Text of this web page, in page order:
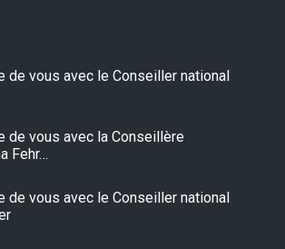
de vous avec le Conseiller national
de vous avec la Conseillère
Fehr…
de vous avec le Conseiller national